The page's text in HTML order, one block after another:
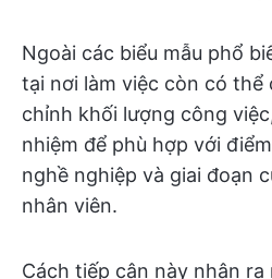
Ngoài các biểu mẫu phổ
tại nơi làm việc còn có thể
chỉnh khối lượng công
nhiệm để phù hợp với
nghề nghiệp và giai đoạn
nhân viên.
Cách tiếp cận này nhận